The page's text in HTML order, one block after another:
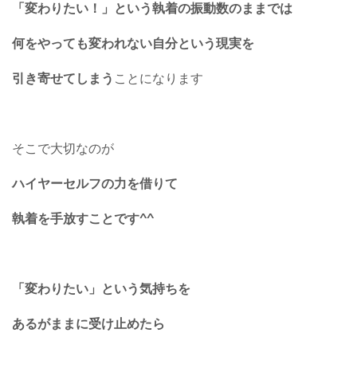
「変わりたい！」という執着の振動数のままでは
何をやっても変われない自分という現実を
引き寄せてしまう ことになります
そこで大切なのが
ハイヤーセルフの力を借りて
執着を手放すことです^^
「変わりたい」という気持ちを
あるがままに受け止めたら